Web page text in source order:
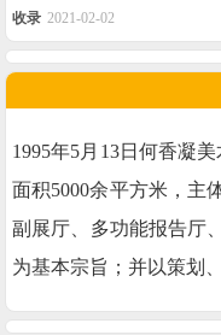
收录 2021-02-02
1995年5月13日何香凝
面积5000余平方米，主
副展厅、多功能报告厅
为基本宗旨；并以策划